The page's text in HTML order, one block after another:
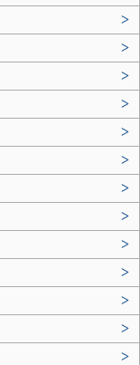
>
>
>
>
>
>
>
>
>
>
>
>
>